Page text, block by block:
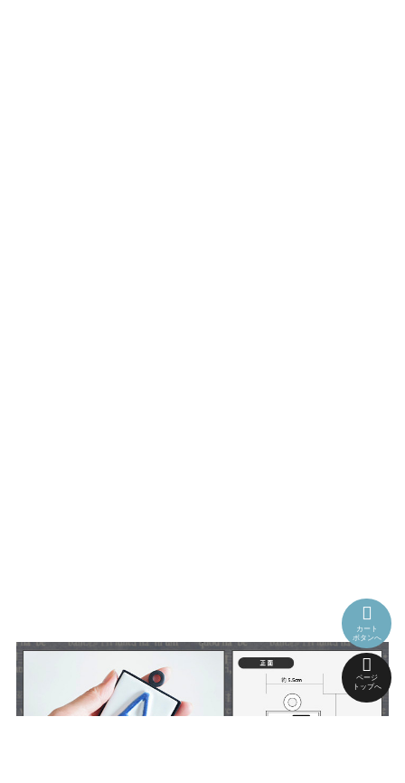
カート
ボタンへ
ページ
トップへ